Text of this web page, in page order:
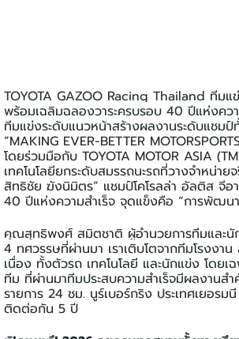
TOYOTA GAZOO Racing Thailand ทีมแ
พร้อมเฉลิมฉลองวาระครบรอบ 40 ปีแห่งคว
ทีมแข่งระดับแนวหน้าสร้างผลงานระดับแชม
“MAKING EVER-BETTER
โดยร่วมมือกับ TOYOTA MOTOR ASIA
เทคโนโลยียกระดับสมรรถนะรถที่วางจำหน่า
สิทธิชัย ฆังนิมิตร” แชมป์โคโรลล่า อัลติส จี
40 ปีแห่งความสำเร็จ จุดแข็งคือ “การพัฒน
คุณสุทธิพงศ์ สมิตชาติ ผู้อำนวยการทีมและนั
4 ทศวรรษที่ผ่านมา เราเติบโตจากทีมโรง
เนื่อง ทั้งตัวรถ เทคโนโลยี และนักแข่ง โดยเ
ทีม ที่ผ่านมาทีมประสบความสำเร็จมีผลงาน
รายการ 24 ชม. นูร์เบอร์กริง ประเทศเยอร
ติดต่อกัน 5 ปี